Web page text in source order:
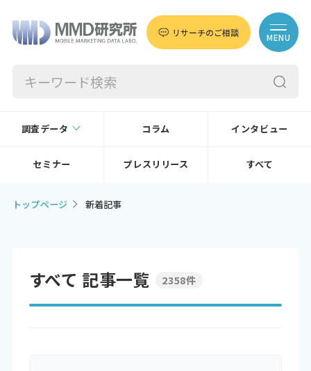
リサーチのご相談 MENU
調査データ コラム インタビュー
セミナー プレスリリース すべて
トップページ 新着記事
すべて 記事一覧 2358件